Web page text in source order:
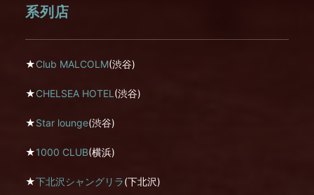
系列店
★Club MALCOLM(渋谷)
★CHELSEA HOTEL (渋谷)
★Star lounge(渋谷)
★1000 CLUB(横浜)
★下北沢シャングリラ(下北沢)